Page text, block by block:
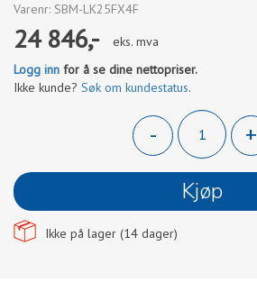
Varenr: SBM-LK25FX4F
24 846,-
eks. mva
Logg inn for å se dine nettopriser.
Ikke kunde? Søk om kundestatus.
-
+
Kjøp
Ikke på lager (14 dager)